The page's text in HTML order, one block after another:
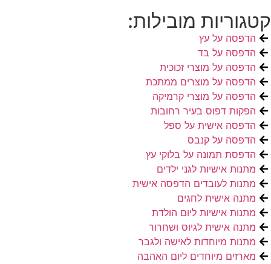
קטגוריות מובילות:
הדפסה על עץ
הדפסה על בד
הדפסה על מוצרי זכוכית
הדפסה על מוצרים ממתכת
הדפסה על מוצרי קרמיקה
הפקות דפוס בעיר רחובות
הדפסה אישית על ספל
הדפסה על קנבס
הדפסת תמונה על בלוקי עץ
מתנות אישיות לגני ילדים
מתנות לעובדים הדפסה אישית
מתנה אישית לחגים
מתנות אישיות ליום הולדת
מתנה אישית לגיוס ושחרור
מתנות מיוחדות לאישה ולגבר
מארזים מיוחדים ליום האהבה